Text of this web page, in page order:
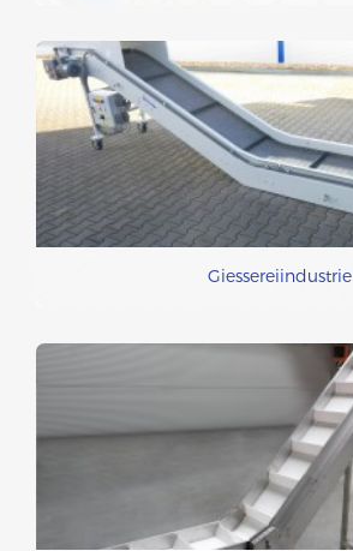
Giessereiindustrie